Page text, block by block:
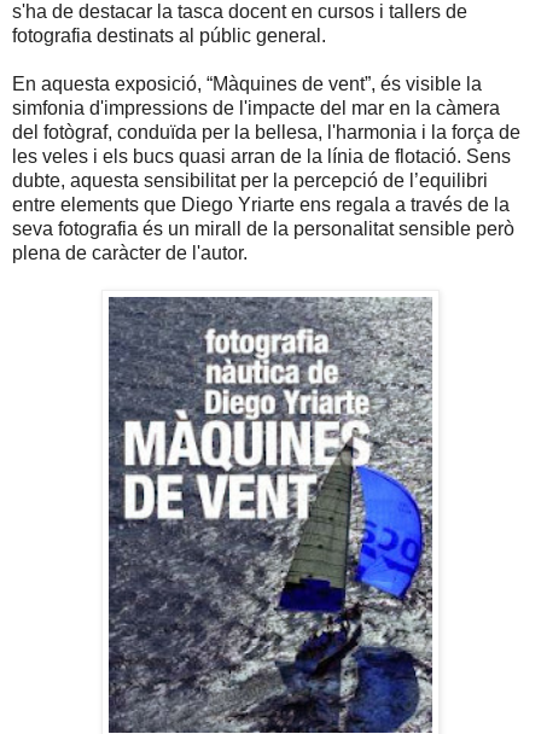
s'ha de destacar la tasca docent en cursos i tallers de
fotografia destinats al públic general.
En aquesta exposició, “Màquines de vent”, és visible la
simfonia d'impressions de l'impacte del mar en la càmera
del fotògraf, conduïda per la bellesa, l'harmonia i la força de
les veles i els bucs quasi arran de la línia de flotació. Sens
dubte, aquesta sensibilitat per la percepció de l’equilibri
entre elements que Diego Yriarte ens regala a través de la
seva fotografia és un mirall de la personalitat sensible però
plena de caràcter de l'autor.